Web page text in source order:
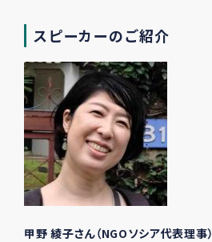
スピーカーのご紹介
甲野 綾子さん（NGOソシア代表理事）